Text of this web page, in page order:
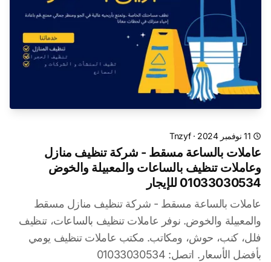
11 نوفمبر 2024 ·
Tnzyf
عاملات بالساعة مسقط - شركة تنظيف منازل
وعاملات تنظيف بالساعات والمعبيلة والخوض
01033030534 للإيجار
عاملات بالساعة مسقط - شركة تنظيف منازل مسقط
والمعبيلة والخوض. نوفر عاملات تنظيف بالساعات، تنظيف
فلل، كنب، حوش، ومكاتب. مكتب عاملات تنظيف يومي
بأفضل الأسعار. اتصل: 01033030534